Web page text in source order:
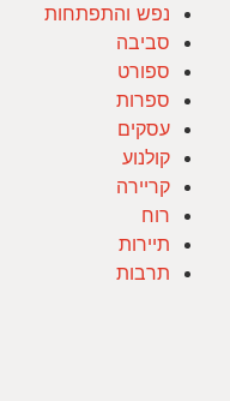
נפש והתפתחות
סביבה
ספורט
ספרות
עסקים
קולנוע
קריירה
רוח
תיירות
תרבות